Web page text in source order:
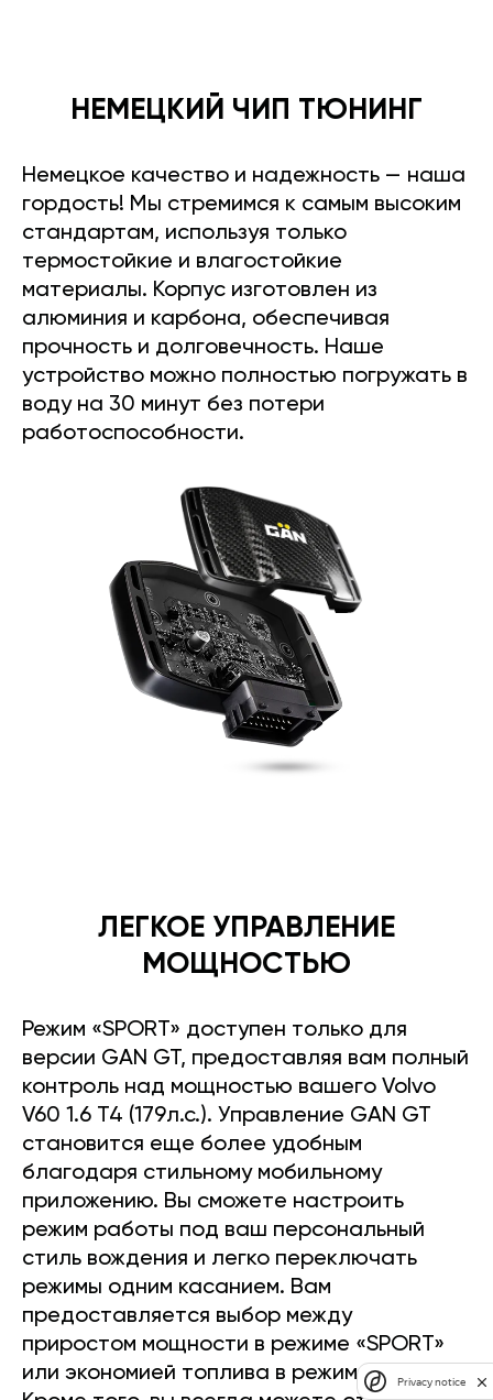
НЕМЕЦКИЙ ЧИП ТЮНИНГ
Немецкое качество и надежность — наша
гордость! Мы стремимся к самым высоким
стандартам, используя только
термостойкие и влагостойкие
материалы. Корпус изготовлен из
алюминия и карбона, обеспечивая
прочность и долговечность. Наше
устройство можно полностью погружать в
воду на 30 минут без потери
работоспособности.
ЛЕГКОЕ УПРАВЛЕНИЕ
МОЩНОСТЬЮ
Режим «SPORT» доступен только для
версии GAN GT, предоставляя вам полный
контроль над мощностью вашего Volvo
V60 1.6 T4 (179л.с.). Управление GAN GT
становится еще более удобным
благодаря стильному мобильному
приложению. Вы сможете настроить
режим работы под ваш персональный
стиль вождения и легко переключать
режимы одним касанием. Вам
предоставляется выбор между
приростом мощности в режиме «SPORT»
или экономией топлива в режиме «ECO».
Privacy notice